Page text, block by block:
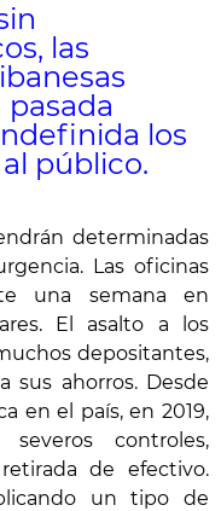
las
los
público.
determinadas
Las oficinas
una semana en
El asalto a los
depositantes,
sus ahorros. Desde
en el país, en 2019,
controles,
de efectivo.
un tipo de